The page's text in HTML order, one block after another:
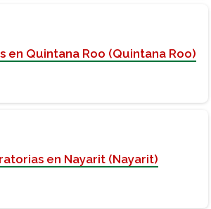
en Quintana Roo (Quintana Roo)
en Nayarit (Nayarit)